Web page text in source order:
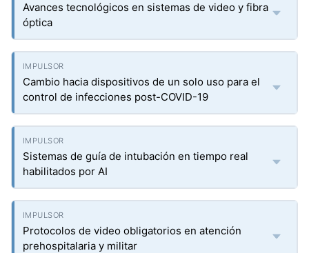
Avances tecnológicos en sistemas de video y fibra
óptica
Cambio hacia dispositivos de un solo uso para el
control de infecciones post-COVID-19
Sistemas de guía de intubación en tiempo real
habilitados por AI
Protocolos de video obligatorios en atención
prehospitalaria y militar